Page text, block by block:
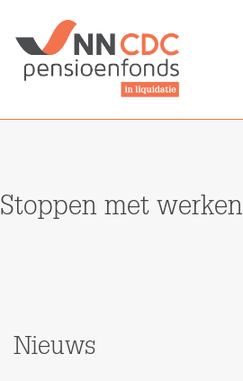
Stoppen met werken
Nieuws